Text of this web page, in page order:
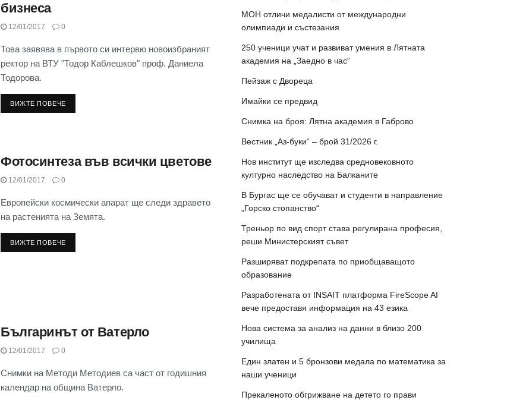
бизнеса
12/01/2017 0
Това заявява в първото си интервю новоизбраният
ректор на ВТУ "Тодор Каблешков" проф. Даниела
Тодорова.
ВИЖТЕ ПОВЕЧЕ
Фотосинтеза във всички цветове
12/01/2017 0
Европейски космически апарат ще следи здравето
на растенията на Земята.
ВИЖТЕ ПОВЕЧЕ
Българинът от Ватерло
12/01/2017 0
Снимки на Методи Методиев са част от годишния
календар на община Ватерло.
МОН отличи медалисти от международни
олимпиади и състезания
250 ученици учат и развиват умения в Лятната
академия на „Заедно в час“
Пейзаж с Двореца
Имайки се предвид
Снимка на броя: Лятна академия в Габрово
Вестник „Аз-буки“ – брой 31/2026 г.
Нов институт ще изследва средновековното
културно наследство на Балканите
В Бургас ще се обучават и студенти в направление
„Горско стопанство“
Треньор по вид спорт става регулирана професия,
реши Министерският съвет
Разширяват подкрепата по приобщаващото
образование
Разработената от INSAIT платформа FireScope AI
вече предоставя информация на 43 езика
Нова система за анализ на данни в близо 200
училища
Един златен и 5 бронзови медала по математика за
наши ученици
Прекаленото обгрижване на детето го прави